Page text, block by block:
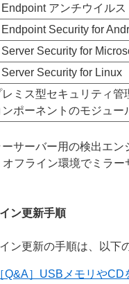
アンチウイルス
Security for
Security for
Security for Linux
レミス型セキュリティ管
ンポーネントのモジュー
サーバー用の検出エン
オフライン環境でミラー
ン更新手順
ン更新の手順は、以下
［Q&A］USBメモリや